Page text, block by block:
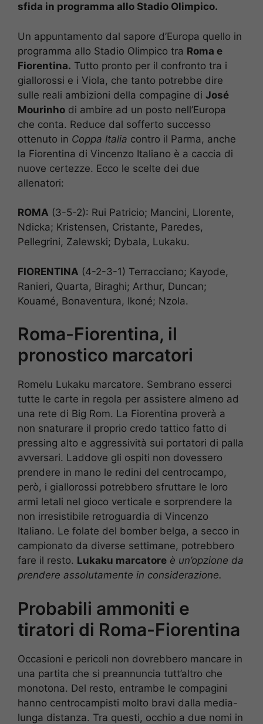
sfida in programma allo Stadio Olimpico.
Un appuntamento dal sapore d’Europa quello in
programma allo Stadio Olimpico tra Roma e
Fiorentina. Tutto pronto per il confronto tra i
giallorossi e i Viola, che tanto potrebbe dire
sulle reali ambizioni della compagine di José
Mourinho di ambire ad un posto nell’Europa
che conta. Reduce dal sofferto successo
ottenuto in Coppa Italia contro il Parma, anche
la Fiorentina di Vincenzo Italiano è a caccia di
nuove certezze. Ecco le scelte dei due
allenatori:
ROMA (3-5-2): Rui Patricio; Mancini, Llorente,
Ndicka; Kristensen, Cristante, Paredes,
Pellegrini, Zalewski; Dybala, Lukaku.
FIORENTINA (4-2-3-1) Terracciano; Kayode,
Ranieri, Quarta, Biraghi; Arthur, Duncan;
Kouamé, Bonaventura, Ikoné; Nzola.
Roma-Fiorentina, il
pronostico marcatori
Romelu Lukaku marcatore. Sembrano esserci
tutte le carte in regola per assistere almeno ad
una rete di Big Rom. La Fiorentina proverà a
non snaturare il proprio credo tattico fatto di
pressing alto e aggressività sui portatori di palla
avversari. Laddove gli ospiti non dovessero
prendere in mano le redini del centrocampo,
però, i giallorossi potrebbero sfruttare le loro
armi letali nel gioco verticale e sorprendere la
non irresistibile retroguardia di Vincenzo
Italiano. Le folate del bomber belga, a secco in
campionato da diverse settimane, potrebbero
fare il resto. Lukaku marcatore è un’opzione da
prendere assolutamente in considerazione.
Probabili ammoniti e
tiratori di Roma-Fiorentina
Occasioni e pericoli non dovrebbero mancare in
una partita che si preannuncia tutt’altro che
monotona. Del resto, entrambe le compagini
hanno centrocampisti molto bravi dalla media-
lunga distanza. Tra questi, occhio a due nomi in